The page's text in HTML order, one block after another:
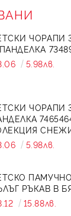
ЧОРАПИ
5.98лв.
ЧОРАПИ
5.98лв.
РЪКАВ В
15.88лв.